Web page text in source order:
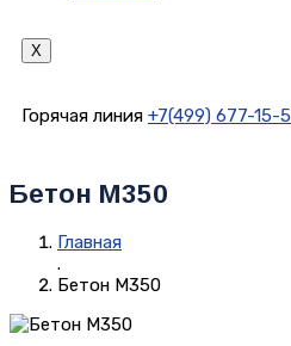
X
Горячая линия +7(499) 677-15-
Бетон М350
Главная
.
Бетон М350